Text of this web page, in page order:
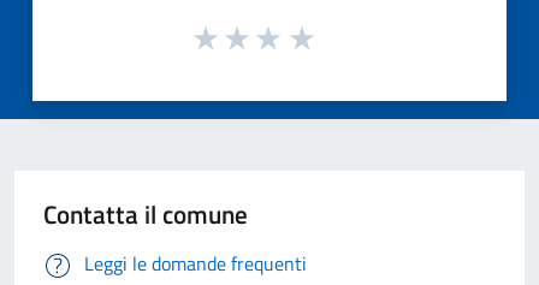
Contatta il comune
Leggi le domande frequenti